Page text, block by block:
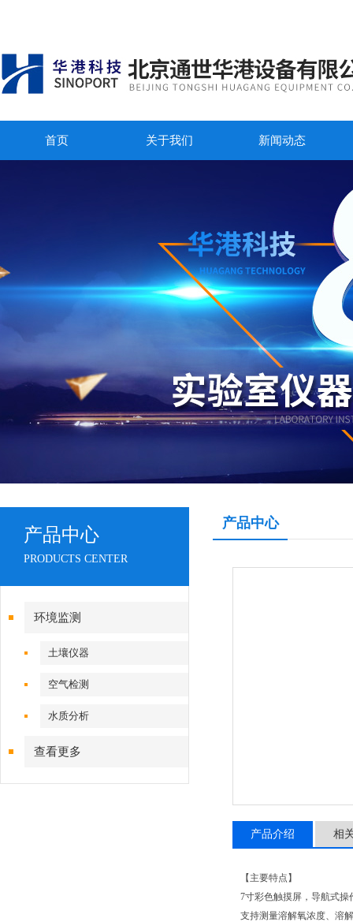
首页 关于我们 新闻动态
产品中心
PRODUCTS CENTER
环境监测
土壤仪器
空气检测
水质分析
查看更多
产品中心
产品介绍 相
【主要特点】
7寸彩色触摸屏，导航式操
支持测量溶解氧浓度、溶